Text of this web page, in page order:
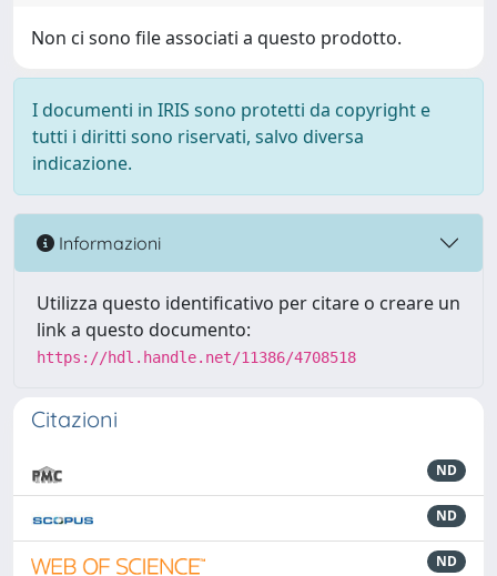
Non ci sono file associati a questo prodotto.
I documenti in IRIS sono protetti da copyright e
tutti i diritti sono riservati, salvo diversa
indicazione.
Informazioni
Utilizza questo identificativo per citare o creare un
link a questo documento:
https://hdl.handle.net/11386/4708518
Citazioni
ND
ND
ND